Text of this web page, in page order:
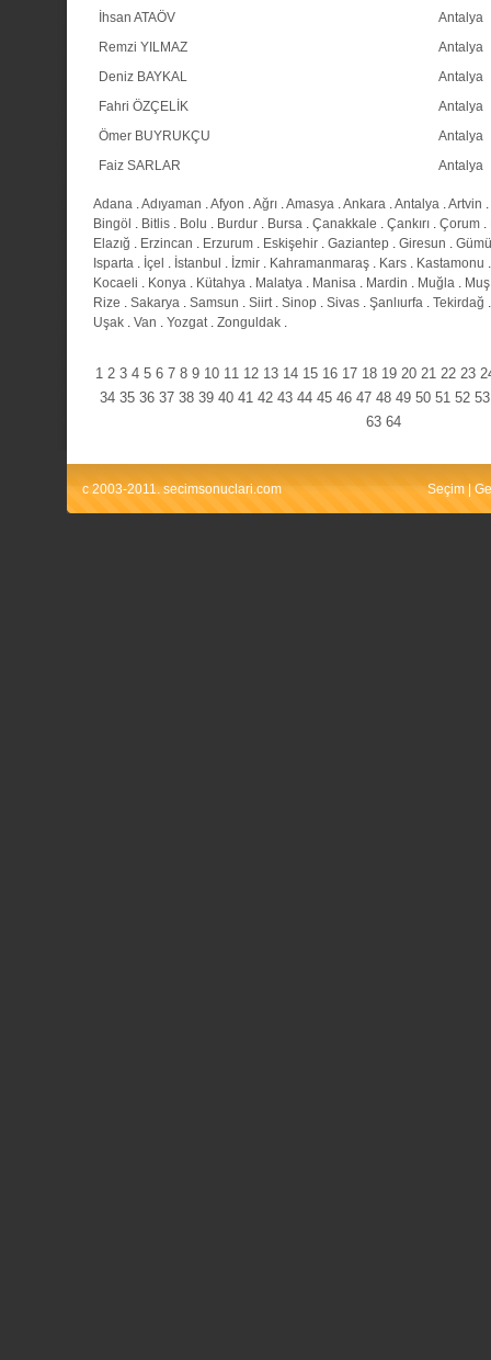
İhsan ATAÖV
Antalya
Remzi YILMAZ
Antalya
Deniz BAYKAL
Antalya
Fahri ÖZÇELİK
Antalya
Ömer BUYRUKÇU
Antalya
Faiz SARLAR
Antalya
Adana .Adıyaman .Afyon .Ağrı .Amasya .Ankara .Antalya .Artvin .
Bingöl . Bitlis . Bolu . Burdur . Bursa . Çanakkale . Çankırı . Çorum .
Elazığ . Erzincan . Erzurum . Eskişehir . Gaziantep . Giresun .
Isparta . İçel . İstanbul . İzmir . Kahramanmaraş . Kars . Kastamonu
Kocaeli . Konya . Kütahya . Malatya . Manisa . Mardin . Muğla . Muş
Rize . Sakarya . Samsun . Siirt. Sinop . Sivas . Şanlıurfa . Tekirdağ
Uşak . Van . Yozgat. Zonguldak .
1 2 3 4 5 6 7 8 9 10 11 12 13 14 15 16 17 18 19 20 21 22 23
34 35 36 37 38 39 40 41 42 43 44 45 46 47 48 49 50 51 52 53
63 64
c 2003-2011. secimsonuclari.com Seçim |